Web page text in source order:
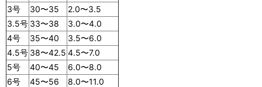
3号
30〜35
2.0〜3.5
3.5号 33〜38
3.0〜4.0
4号
35〜40
3.5〜6.0
4.5号 38〜42.5 4.5〜7.0
5号
40〜45
6.0〜8.0
6号
45〜56
8.0〜11.0